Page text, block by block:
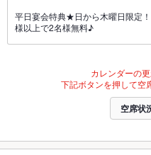
平日宴会特典★日から木曜日限定
様以上で2名様無料♪
カレンダーの
下記ボタンを押して空
空席状